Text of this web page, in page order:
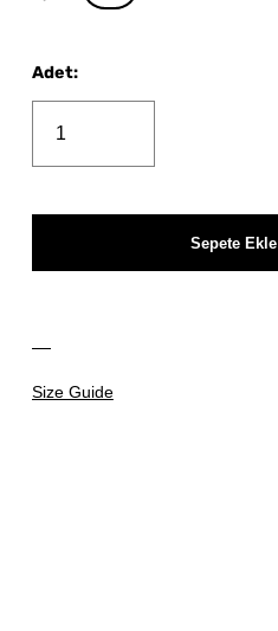
Size Guide
Adet:
Sepete Ekle